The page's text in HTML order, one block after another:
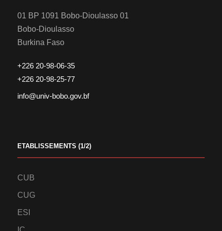
01 BP 1091 Bobo-Dioulasso 01
Bobo-Dioulasso
Burkina Faso
+226 20-98-06-35
+226 20-98-25-77
info@univ-bobo.gov.bf
ETABLISSEMENTS (1/2)
CUB
CUG
ESI